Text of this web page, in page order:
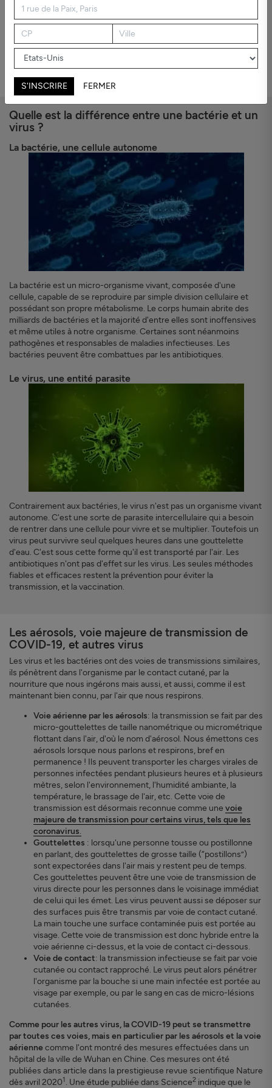
simple rhume (plusieurs virus saisonniers sont des Coronavirus)
vers des pathologies plus sévères comme le MERS-COV ou le
SRAS. Le nouveau coronavirus a été baptisé
maladie qu'il provoque nomméeCOVID-19par l'Organisation
Mondiale de la Santé (OMS).
Quelle est la différence entre une bactérie et un
virus ?
La bactérie, une cellule autonome
La bactérie est un micro-organisme vivant, composée d'une
cellule, capable de se reproduire par simple division cellulaire et
possédant son propre métabolisme. Le corps humain abrite des
milliards de bactéries et la majorité d'entre elles sont inoffensives
et même utiles à notre organisme. Certaines sont néanmoins
pathogènes et responsables de maladies infectieuses. Les
bactéries peuvent être combattues par les antibiotiques.
Le virus, une entité parasite
Contrairement aux bactéries, le virus n'est pas un organisme vivant
autonome. C'est une sorte de parasite intercellulaire qui a besoin
de rentrer dans une cellule pour vivre et se multiplier. Toutefois un
virus peut survivre seul quelques heures dans une gouttelette
d'eau. C'est sous cette forme qu'il est transporté par l'air. Les
antibiotiques n'ont pas d'effet sur les virus. Les seules méthodes
fiables et efficaces restent la prévention pour éviter la
transmission, et la vaccination.
Les aérosols, voie majeure de transmission de
COVID-19, et autres virus
Les virus et les bactéries ont des voies de transmissions similaires,
ils pénètrent dans l'organisme par le contact cutané, par la
nourriture que nous ingérons mais aussi, et aussi, comme il est
maintenant bien connu, par l'air que nous respirons.
Voie aérienne par les aérosols: la transmission se fait par des
micro-gouttelettes de taille nanométrique ou micrométrique
flottant dans l'air, d'où le nom d'aérosol. Nous émettons ces
aérosols lorsque nous parlons et respirons, bref en
permanence ! Ils peuvent transporter les charges virales de
personnes infectées pendant plusieurs heures et à plusieurs
mètres, selon l'environnement, l'humidité ambiante, la
température, le brassage de l'air, etc. Cette voie de
transmission est désormais reconnue comme une voie
majeure de transmission pour certains virus, tels que les
coronavirus.
Gouttelettes : lorsqu'une personne tousse ou postillonne
en parlant, des gouttelettes de grosse taille (“postillons”)
sont expectorées dans l'air mais y restent peu de temps.
Ces gouttelettes peuvent être une voie de transmission de
virus directe pour les personnes dans le voisinage immédiat
de celui qui les émet. Les virus peuvent aussi se déposer sur
des surfaces puis être transmis par voie de contact cutané.
La main touche une surface contaminée puis est portée au
visage. Cette voie de transmission est donc hybride entre la
voie aérienne ci-dessus, et la voie de contact ci-dessous.
Voie de contact: la transmission infectieuse se fait par voie
cutanée ou contact rapproché. Le virus peut alors pénétrer
l'organisme par la bouche si une main infectée est portée au
visage par exemple, ou par le sang en cas de micro-lésions
cutanées.
Comme pour les autres virus, la COVID-19 peut se transmettre
par toutes ces voies, mais en particulier par les aérosols et la voie
aériennecomme l'ont montré des mesures effectuées dans un
hôpital de la ville de Wuhan en Chine. Ces mesures ont été
publiées dans article dans la prestigieuse revue scientifique Nature
dès avril 20201. Une étude publiée dans Science2 indique que le
S'INSCRIRE FERMER